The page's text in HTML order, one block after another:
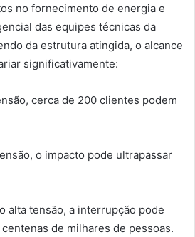
no fornecimento de energia e
das equipes técnicas da
da estrutura atingida, o alcance
significativamente:
cerca de 200 clientes podem
o impacto pode ultrapassar
alta tensão, a interrupção pode
de milhares de pessoas.